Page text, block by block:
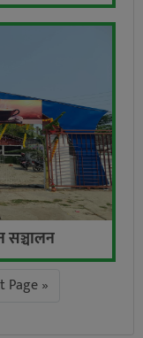
सञ्चालन
Page »